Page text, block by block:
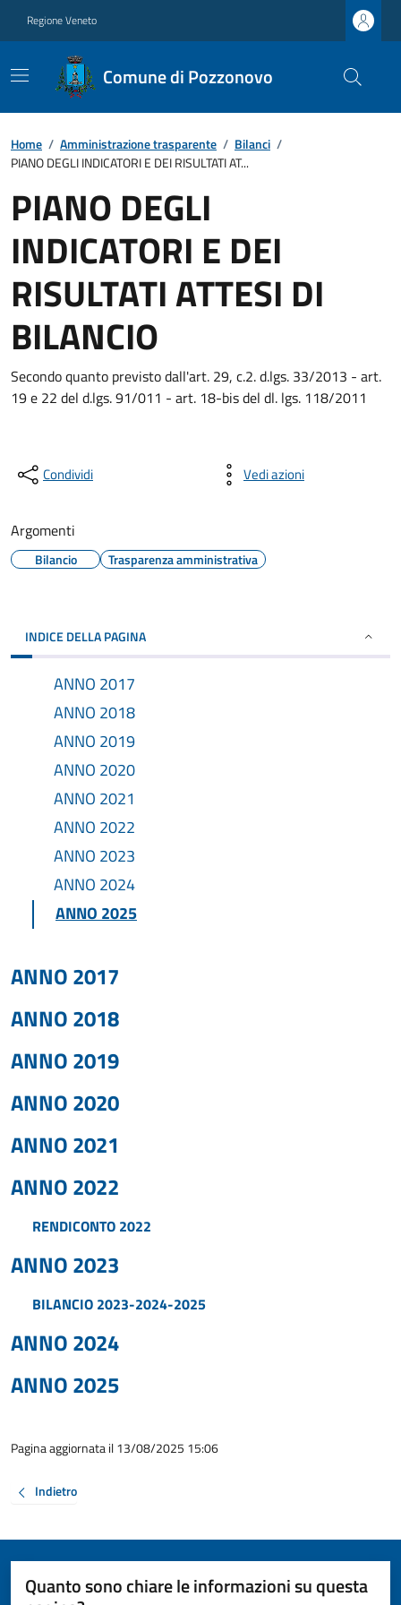
Regione Veneto
Comune di Pozzonovo
Home / Amministrazione trasparente / Bilanci /
PIANO DEGLI INDICATORI E DEI RISULTATI AT...
PIANO DEGLI
INDICATORI E DEI
RISULTATI ATTESI DI
BILANCIO
Secondo quanto previsto dall'art. 29, c.2. d.lgs. 33/2013 - art.
19 e 22 del d.lgs. 91/011 - art. 18-bis del dl. lgs. 118/2011
Condividi Vedi azioni
Argomenti
Bilancio Trasparenza amministrativa
INDICE DELLA PAGINA
ANNO 2017
ANNO 2018
ANNO 2019
ANNO 2020
ANNO 2021
ANNO 2022
ANNO 2023
ANNO 2024
ANNO 2025
ANNO 2017
ANNO 2018
ANNO 2019
ANNO 2020
ANNO 2021
ANNO 2022
RENDICONTO 2022
ANNO 2023
BILANCIO 2023-2024-2025
ANNO 2024
ANNO 2025
Pagina aggiornata il 13/08/2025 15:06
Indietro
Quanto sono chiare le informazioni su questa